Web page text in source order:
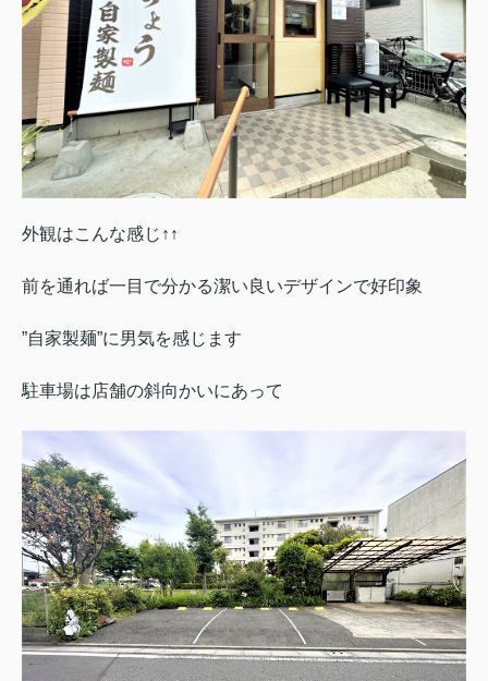
外観はこんな感じ↑↑
前を通れば一目で分かる潔い良いデザインで好印象
”自家製麺”に男気を感じます
駐車場は店舗の斜向かいにあって